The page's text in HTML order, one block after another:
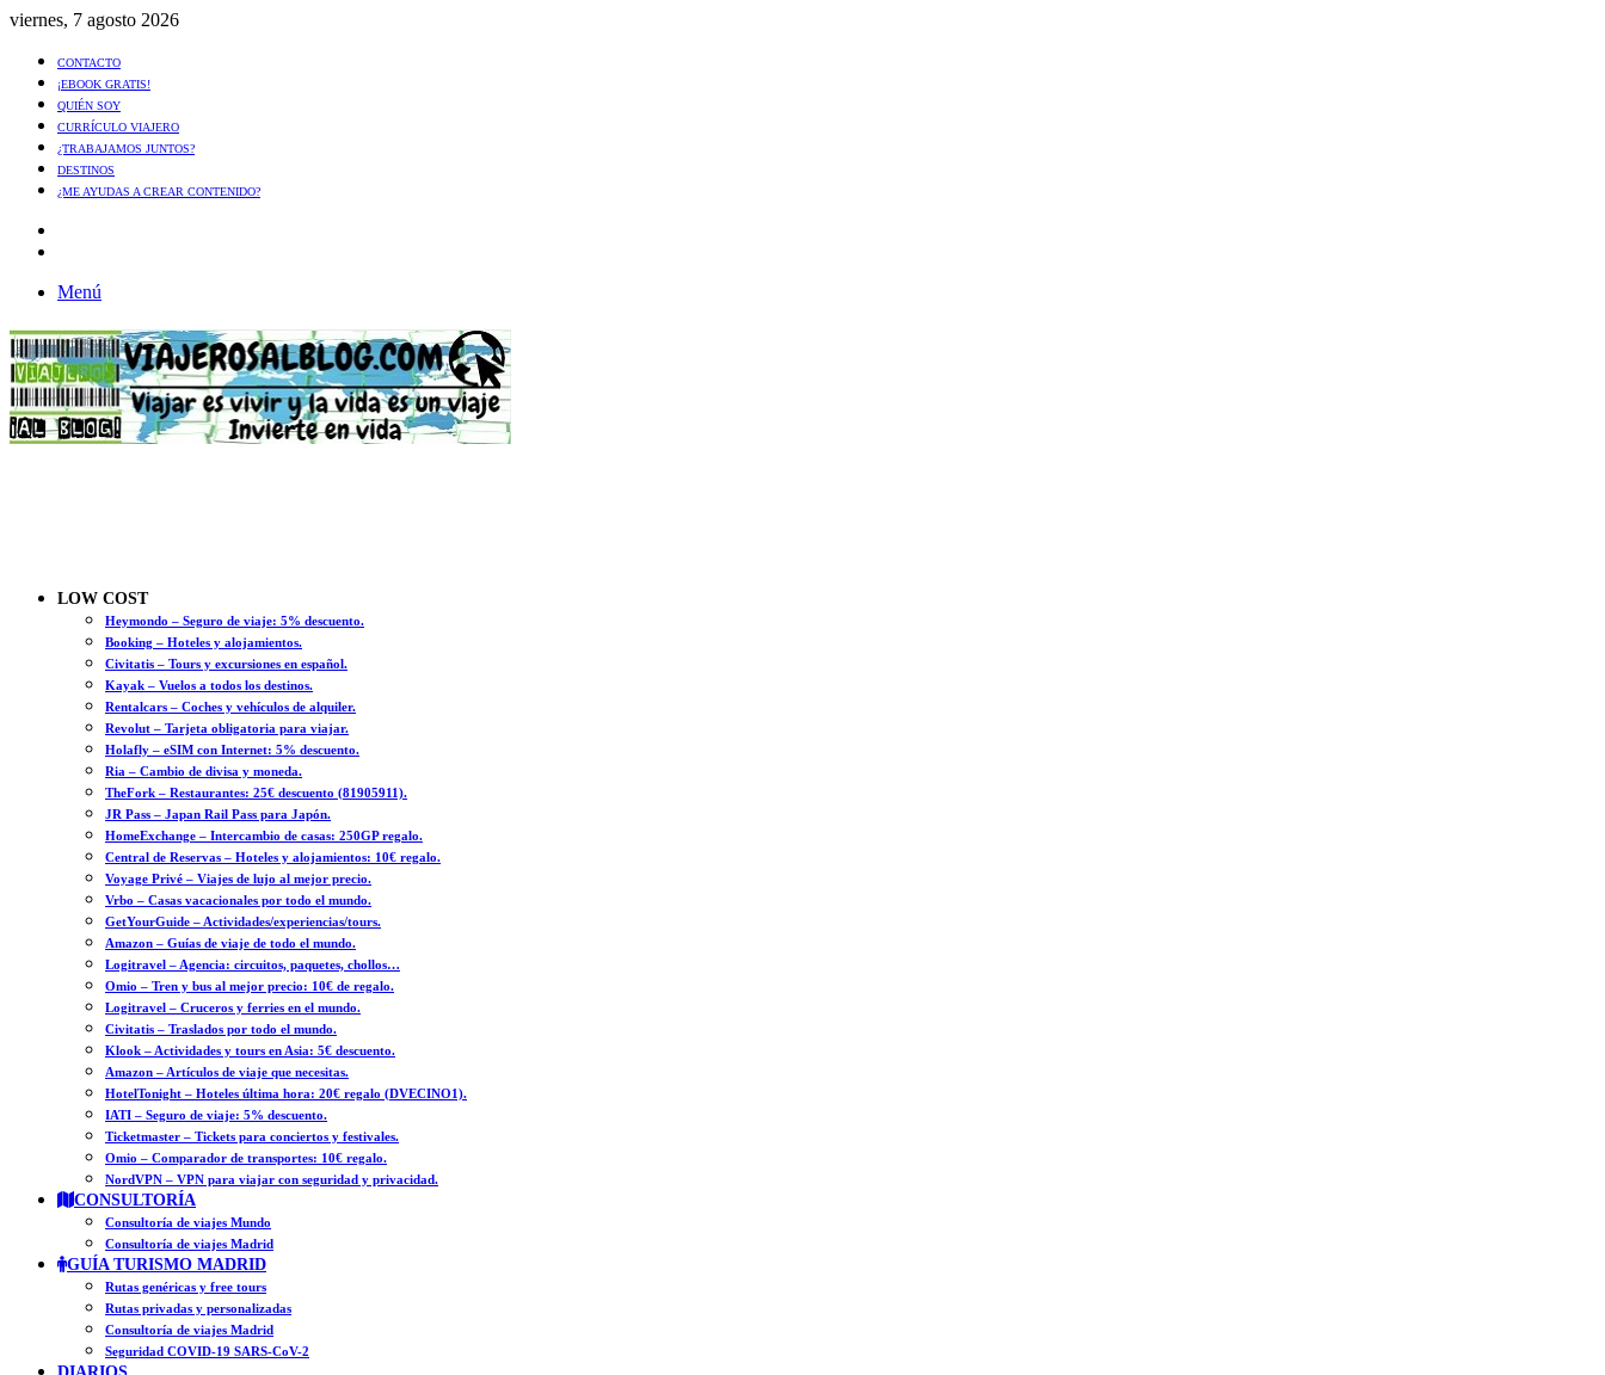
viernes, 7 agosto 2026
CONTACTO
¡EBOOK GRATIS!
QUIÉN SOY
CURRÍCULO VIAJERO
¿TRABAJAMOS JUNTOS?
DESTINOS
¿ME AYUDAS A CREAR CONTENIDO?
Menú
LOW COST
Heymondo – Seguro de viaje: 5% descuento.
Booking – Hoteles y alojamientos.
Civitatis – Tours y excursiones en español.
Kayak – Vuelos a todos los destinos.
Rentalcars – Coches y vehículos de alquiler.
Revolut – Tarjeta obligatoria para viajar.
Holafly – eSIM con Internet: 5% descuento.
Ria – Cambio de divisa y moneda.
TheFork – Restaurantes: 25€ descuento (81905911).
JR Pass – Japan Rail Pass para Japón.
HomeExchange – Intercambio de casas: 250GP regalo.
Central de Reservas – Hoteles y alojamientos: 10€ regalo.
Voyage Privé – Viajes de lujo al mejor precio.
Vrbo – Casas vacacionales por todo el mundo.
GetYourGuide – Actividades/experiencias/tours.
Amazon – Guías de viaje de todo el mundo.
Logitravel – Agencia: circuitos, paquetes, chollos…
Omio – Tren y bus al mejor precio: 10€ de regalo.
Logitravel – Cruceros y ferries en el mundo.
Civitatis – Traslados por todo el mundo.
Klook – Actividades y tours en Asia: 5€ descuento.
Amazon – Artículos de viaje que necesitas.
HotelTonight – Hoteles última hora: 20€ regalo (DVECINO1).
IATI – Seguro de viaje: 5% descuento.
Ticketmaster – Tickets para conciertos y festivales.
Omio – Comparador de transportes: 10€ regalo.
NordVPN – VPN para viajar con seguridad y privacidad.
CONSULTORÍA
Consultoría de viajes Mundo
Consultoría de viajes Madrid
GUÍA TURISMO MADRID
Rutas genéricas y free tours
Rutas privadas y personalizadas
Consultoría de viajes Madrid
Seguridad COVID-19 SARS-CoV-2